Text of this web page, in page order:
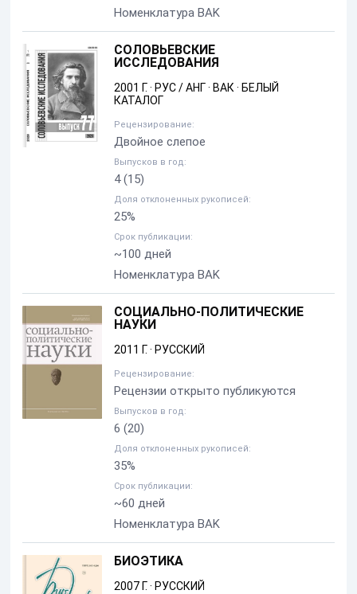
Номенклатура BAK
СОЛОВЬЕВСКИЕ
ИССЛЕДОВАНИЯ
2001 Г.· РУС / АНГ· ВАК· БЕЛЫЙ
КАТАЛОГ
Рецензирование:
Двойное слепое
Выпусков в год:
4(15)
Доля отклоненных рукописей:
25%
Срок публикации:
~100 дней
Номенклатура BAK
СОЦИАЛЬНО-ПОЛИТИЧЕСКИЕ
НАУКИ
2011 Г.· РУССКИЙ
Рецензирование:
Рецензии открыто публикуются
Выпусков в год:
6 (20)
Доля отклоненных рукописей:
35%
Срок публикации:
~60 дней
Номенклатура BAK
БИОЭТИКА
2007 Г.· РУССКИЙ